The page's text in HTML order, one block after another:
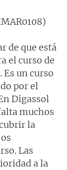
de que está
el curso de
un curso
por el
Digassol
muchos
la
Las
a la